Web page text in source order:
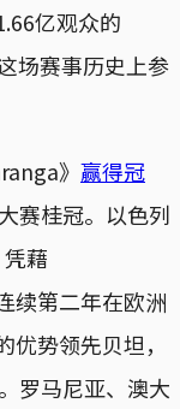
亿观众的
场赛事历史上参
》 赢得冠
赛桂冠。以色列
藉
续第二年在欧洲
势领先贝坦，
罗马尼亚、澳大